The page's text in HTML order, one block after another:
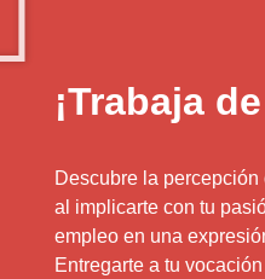
¡Trabaja
Descubre la
al implicarte con tu
empleo en una
Entregarte a tu